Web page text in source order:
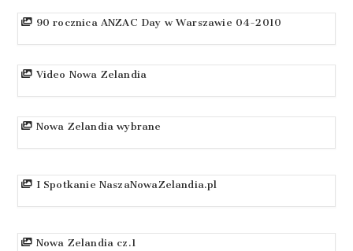
90 rocznica ANZAC Day w Warszawie 04-2010
Video Nowa Zelandia
Nowa Zelandia wybrane
I Spotkanie NaszaNowaZelandia.pl
Nowa Zelandia cz.1